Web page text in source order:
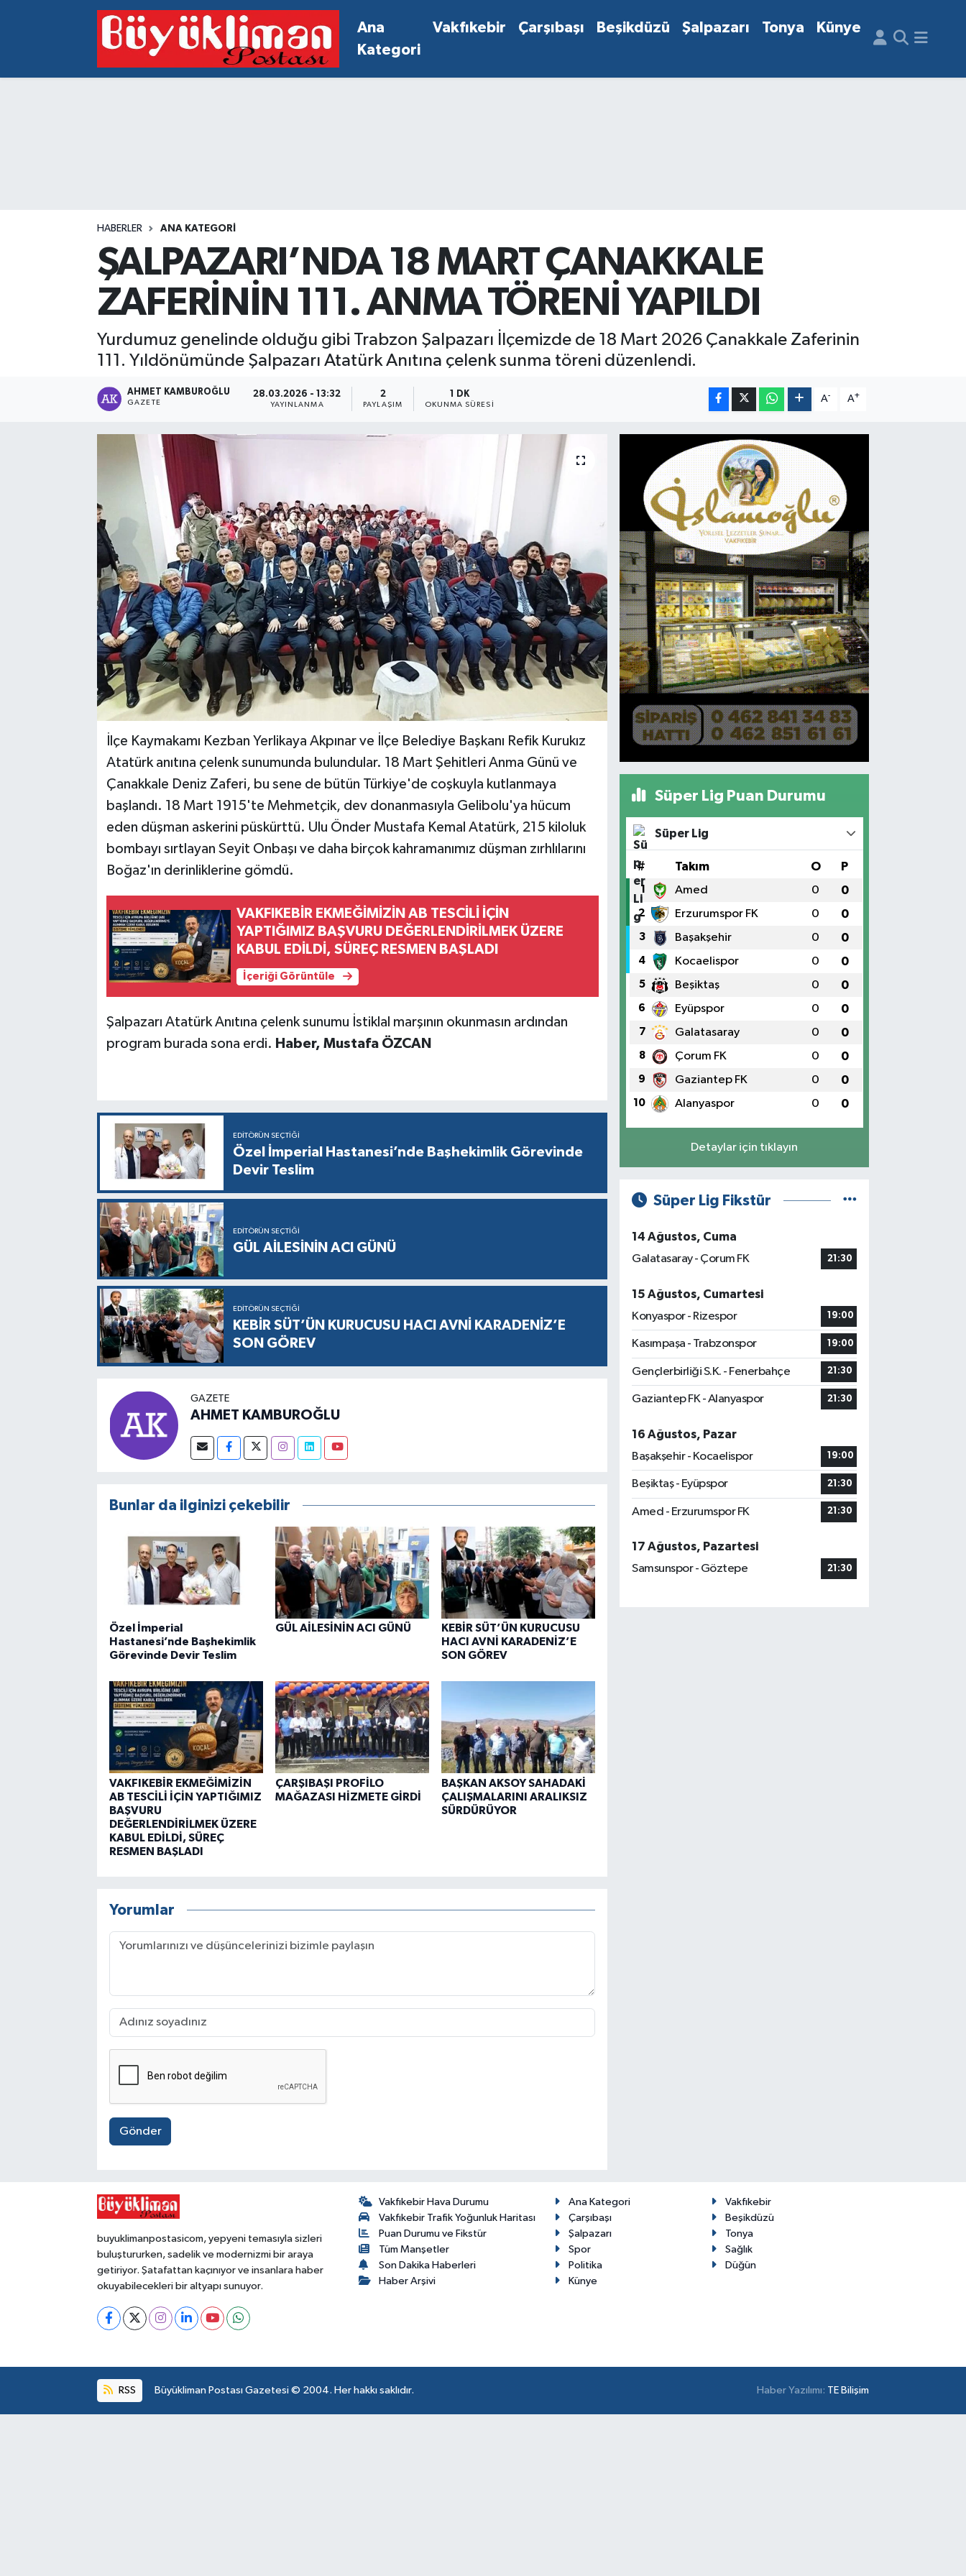
Ana
Kategori
Vakfıkebir Çarşıbaşı Beşikdüzü Şalpazarı Tonya Künye
HABERLER ANA KATEGORI
ŞALPAZARI’NDA 18 MART ÇANAKKALE
ZAFERİNİN 111. ANMA TÖRENİ YAPILDI
Yurdumuz genelinde olduğu gibi Trabzon Şalpazarı İlçemizde de 18 Mart 2026 Çanakkale Zaferinin
111. Yıldönümünde Şalpazarı Atatürk Anıtına çelenk sunma töreni düzenlendi.
AHMET KAMBUROĞLU
GAZETE
28.03.2026 - 13:32
YAYINLANMA
2
PAYLAŞIM
1 DK
OKUNMA SÜRESI
A- A+
İlçe Kaymakamı Kezban Yerlikaya Akpınar ve İlçe Belediye Başkanı Refik Kurukız
Atatürk anıtına çelenk sunumunda bulundular. 18 Mart Şehitleri Anma Günü ve
Çanakkale Deniz Zaferi, bu sene de bütün Türkiye'de coşkuyla kutlanmaya
başlandı. 18 Mart 1915'te Mehmetçik, dev donanmasıyla Gelibolu'ya hücum
eden düşman askerini püskürttü. Ulu Önder Mustafa Kemal Atatürk, 215 kiloluk
bombayı sırtlayan Seyit Onbaşı ve daha birçok kahramanımız düşman zırhlılarını
Boğaz'ın derinliklerine gömdü.
VAKFIKEBİR EKMEĞİMİZİN AB TESCİLİ İÇİN
YAPTIĞIMIZ BAŞVURU DEĞERLENDİRİLMEK ÜZERE
KABUL EDİLDİ, SÜREÇ RESMEN BAŞLADI
İçeriği Görüntüle
Şalpazarı Atatürk Anıtına çelenk sunumu İstiklal marşının okunmasın ardından
program burada sona erdi. Haber, Mustafa ÖZCAN
EDITÖRÜN SEÇTIĞI
Özel İmperial Hastanesi’nde Başhekimlik Görevinde
Devir Teslim
EDITÖRÜN SEÇTIĞI
GÜL AİLESİNİN ACI GÜNÜ
EDITÖRÜN SEÇTIĞI
KEBİR SÜT’ÜN KURUCUSU HACI AVNİ KARADENİZ’E
SON GÖREV
GAZETE
AHMET KAMBUROĞLU
Bunlar da ilginizi çekebilir
Özel İmperial
Hastanesi’nde Başhekimlik
Görevinde Devir Teslim
GÜL AİLESİNİN ACI GÜNÜ
KEBİR SÜT’ÜN KURUCUSU
HACI AVNİ KARADENİZ’E
SON GÖREV
VAKFIKEBİR EKMEĞİMİZİN
AB TESCİLİ İÇİN YAPTIĞIMIZ
BAŞVURU
DEĞERLENDİRİLMEK ÜZERE
KABUL EDİLDİ, SÜREÇ
RESMEN BAŞLADI
ÇARŞIBAŞI PROFİLO
MAĞAZASI HİZMETE GİRDİ
BAŞKAN AKSOY SAHADAKİ
ÇALIŞMALARINI ARALIKSIZ
SÜRDÜRÜYOR
Yorumlar
Gönder
Süper Lig Puan Durumu
Süper Lig
# Takım O P
1 Amed 0 0
2 Erzurumspor FK 0 0
3 Başakşehir 0 0
4 Kocaelispor 0 0
5 Beşiktaş 0 0
6 Eyüpspor 0 0
7 Galatasaray 0 0
8 Çorum FK 0 0
9 Gaziantep FK 0 0
10 Alanyaspor 0 0
Detaylar için tıklayın
Süper Lig Fikstür
14 Ağustos, Cuma
Galatasaray - Çorum FK
21:30
15 Ağustos, Cumartesi
Konyaspor - Rizespor
19:00
Kasımpaşa - Trabzonspor 19:00
Gençlerbirliği S.K. - Fenerbahçe 21:30
Gaziantep FK - Alanyaspor 21:30
16 Ağustos, Pazar
Başakşehir - Kocaelispor
19:00
Beşiktaş - Eyüpspor 21:30
Amed - Erzurumspor FK 21:30
17 Ağustos, Pazartesi
Samsunspor - Göztepe
21:30
buyuklimanpostasicom, yepyeni temasıyla sizleri
buluştururken, sadelik ve modernizmi bir araya
getiriyor. Şatafattan kaçınıyor ve insanlara haber
okuyabilecekleri bir altyapı sunuyor.
Vakfıkebir Hava Durumu
Vakfıkebir Trafik Yoğunluk Haritası
Puan Durumu ve Fikstür
Tüm Manşetler
Son Dakika Haberleri
Haber Arşivi
Ana Kategori
Vakfıkebir
Çarşıbaşı
Beşikdüzü
Şalpazarı
Tonya
Spor
Sağlık
Politika
Düğün
Künye
RSS Büyükliman Postası Gazetesi © 2004. Her hakkı saklıdır. Haber Yazılımı: TE Bilişim
Vakfıkebir Hava Durumu